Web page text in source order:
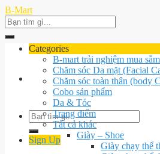
Skip
to
content
B-Mart
Search
for:
Search
for:
Sign Up
Categories
B-mart trải nghiệm mua
Chăm sóc Da mặt (Facial
Chăm sóc toàn thân (body
Cobo sản phẩm
Da & Tóc
Trang điểm
Tất cả khác
Giày – Shoe
Giày chạy thể